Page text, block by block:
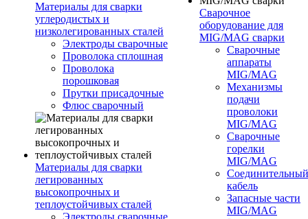
Материалы для сварки
углеродистых и
низколегированных сталей
Электроды сварочные
Проволока сплошная
Проволока
порошковая
Прутки присадочные
Флюс сварочный
Материалы для сварки
легированных
высокопрочных и
теплоустойчивых сталей
Электроды сварочные
Сварочное
оборудование для
MIG/MAG сварки
Сварочные
аппараты
MIG/MAG
Механизмы
подачи
проволоки
MIG/MAG
Сварочные
горелки
MIG/MAG
Соединительный
кабель
Запасные части
MIG/MAG